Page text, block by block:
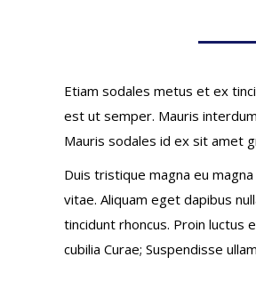
Etiam sodales metus et ex
est ut semper. Mauris
Mauris sodales id ex sit amet
Duis tristique magna eu
vitae. Aliquam eget dapibus
tincidunt rhoncus. Proin luctus
cubilia Curae; Suspendisse